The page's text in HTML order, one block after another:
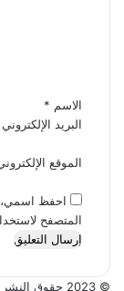
الاسم *
البريد الإلكتروني
الموقع
احفظ اسمي،
المتصفح
© 2023 حقوق النشر ، جميع الحقوق محفوظة |